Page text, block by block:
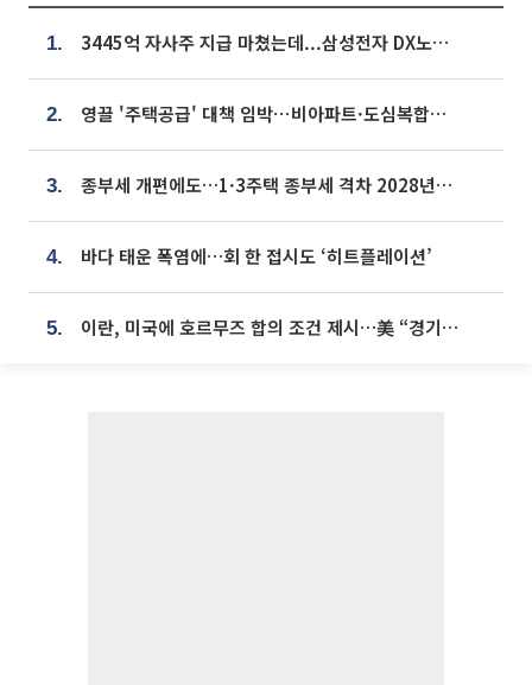
1. 3445억 자사주 지급 마쳤는데...삼성전자 DX노조, 뒤늦은 '떼쓰기 집회'
2. 영끌 '주택공급' 대책 임박⋯비아파트·도심복합까지 총동원
3. 종부세 개편에도…1·3주택 종부세 격차 2028년부터 확대
4. 바다 태운 폭염에…회 한 접시도 ‘히트플레이션’
5. 이란, 미국에 호르무즈 합의 조건 제시…美 “경기 아직 안 끝나” [종합]